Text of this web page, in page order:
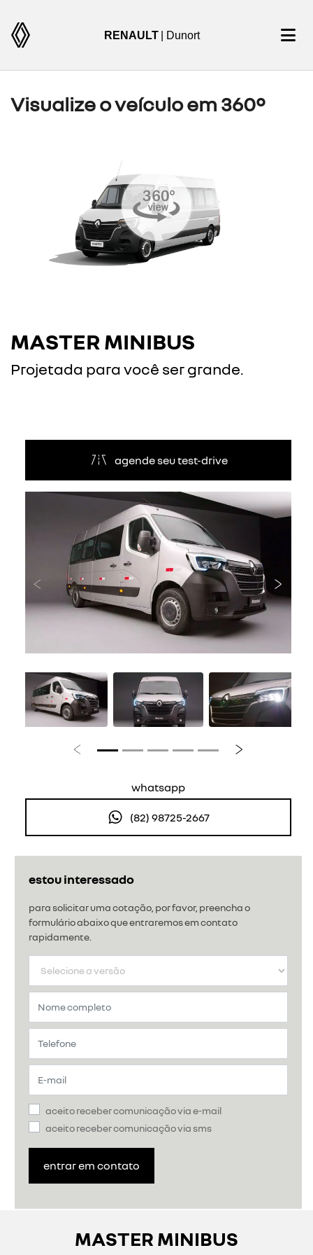
RENAULT | Dunort
Visualize o veículo em 360°
MASTER MINIBUS
Projetada para você ser grande.
agende seu test-drive
estou interessado
para solicitar uma cotação, por favor, preencha o
formulário abaixo que entraremos em contato
rapidamente.
aceito receber comunicação via e-mail
aceito receber comunicação via sms
entrar em contato
Anterior
Anterior Próximo
whatsapp
(82) 98725-2667
MASTER MINIBUS